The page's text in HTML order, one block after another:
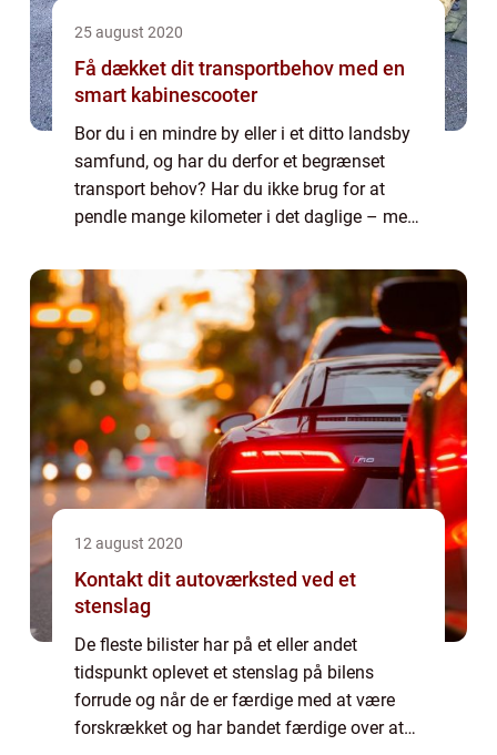
25 august 2020
Få dækket dit transportbehov med en
smart kabinescooter
Bor du i en mindre by eller i et ditto landsby
samfund, og har du derfor et begrænset
transport behov? Har du ikke brug for at
pendle mange kilometer i det daglige – men
når det regner eller blæser? Så er ...
12 august 2020
Kontakt dit autoværksted ved et
stenslag
De fleste bilister har på et eller andet
tidspunkt oplevet et stenslag på bilens
forrude og når de er færdige med at være
forskrækket og har bandet færdige over at